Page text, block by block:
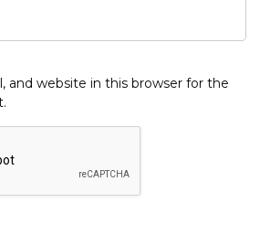
and website in this browser for the